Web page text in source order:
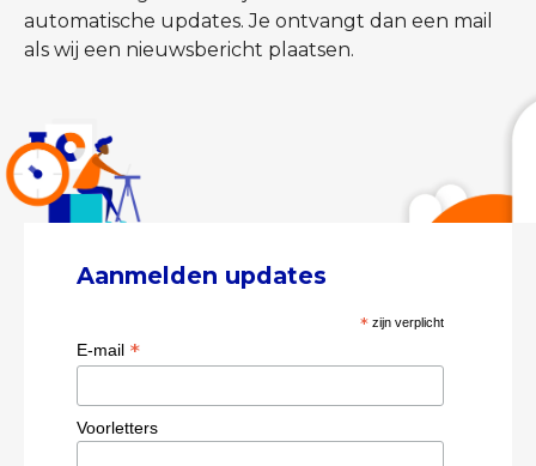
automatische updates. Je ontvangt dan een mail
als wij een nieuwsbericht plaatsen.
Aanmelden updates
* zijn verplicht
E-mail *
Voorletters